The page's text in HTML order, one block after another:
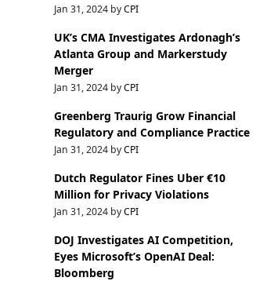
Jan 31, 2024 byCPI
UK’s CMA Investigates Ardonagh’s
Atlanta Group and Markerstudy
Merger
Jan 31, 2024 byCPI
Greenberg Traurig Grow Financial
Regulatory and Compliance Practice
Jan 31, 2024 byCPI
Dutch Regulator Fines Uber €10
Million for Privacy Violations
Jan 31, 2024 byCPI
DOJ Investigates AI Competition,
Eyes Microsoft’s OpenAI Deal:
Bloomberg